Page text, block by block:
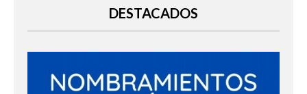
DESTACADOS